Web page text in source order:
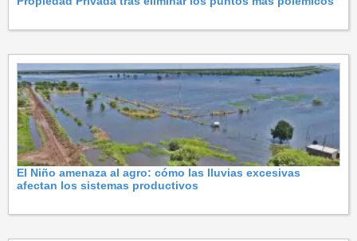
El Niño amenaza al agro: cómo las lluvias excesivas
afectan los sistemas productivos